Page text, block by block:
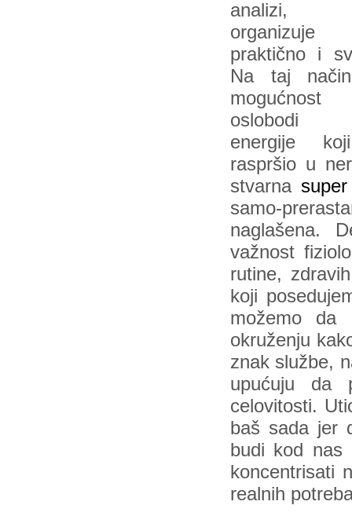
analizi,
organizuje
praktično i
Na taj
oslobodi
energije
raspršio u
stvarna
samo-
naglašena.
važnost
rutine,
koji
možemo da
okruženju
znak službe,
upućuju da
celovitosti.
baš sada jer
budi kod nas
koncentrisati
realnih